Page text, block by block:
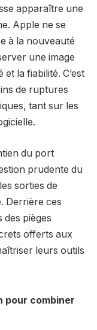
apparaître une
Apple ne se
à la nouveauté
une image
la fiabilité. C’est
de ruptures
tant sur les
du port
prudente du
sorties de
Derrière ces
des pièges
offerts aux
leurs outils
pour combiner